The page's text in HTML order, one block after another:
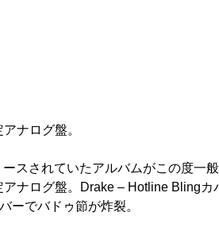
ナログ盤。
スされていたアルバムがこの度一
ナログ盤。Drake – Hotline Blingカ
ーでバドゥ節が炸裂。